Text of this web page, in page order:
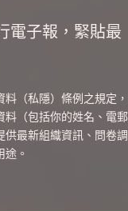
電子報，緊貼最
（私隱）條例之規定，
料（包括你的姓名、電郵
供最新組織資訊、問卷調
。